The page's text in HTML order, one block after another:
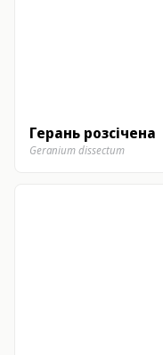
Герань розсічена
Geranium dissectum